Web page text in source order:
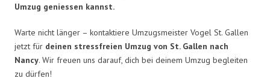
Umzug geniessen kannst.
Warte nicht länger – kontaktiere Umzugsmeister Vogel St. Gallen
jetzt für deinen stressfreien Umzug von St. Gallen nach
Nancy. Wir freuen uns darauf, dich bei deinem Umzug begleiten
zu dürfen!